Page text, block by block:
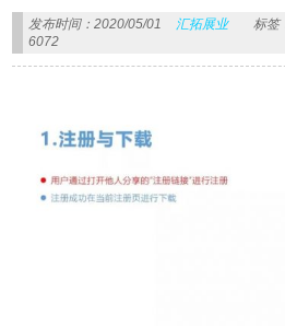
发布时间：2020/05/01 汇拓展业 标签
6072